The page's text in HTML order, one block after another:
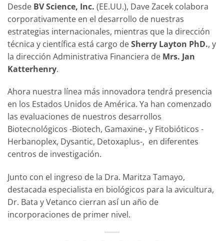
Desde BV Science, Inc. (EE.UU.), Dave Zacek colabora
corporativamente en el desarrollo de nuestras
estrategias internacionales, mientras que la dirección
técnica y científica está cargo deSherry Layton PhD., y
la dirección Administrativa Financiera de Mrs. Jan
Katterhenry.
Ahora nuestra línea más innovadora tendrá presencia
en los Estados Unidos de América. Ya han comenzado
las evaluaciones de nuestros desarrollos
Biotecnológicos -Biotech, Gamaxine-, y Fitobióticos -
Herbanoplex, Dysantic, Detoxaplus-, en diferentes
centros de investigación.
Junto con el ingreso de la Dra. Maritza Tamayo,
destacada especialista en biológicos para la avicultura,
Dr. Bata y Vetanco cierran así un año de
incorporaciones de primer nivel.